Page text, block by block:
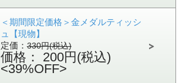
＜期間限定価格＞金メダルティッシ
ュ【現物】
定価：330円(税込)
価格： 200円(税込)
<39%OFF>